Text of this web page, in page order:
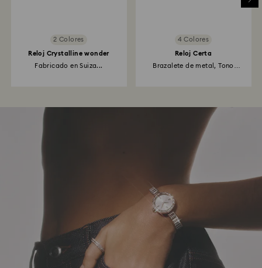
2 Colores
Reloj Crystalline wonder
Fabricado en Suiza...
4 Colores
Reloj Certa
Brazalete de metal, Tono